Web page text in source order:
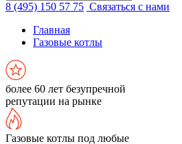
8 (495) 150 57 75 Связаться с нами
Главная
Газовые котлы
более 60 лет безупречной
репутации на рынке
Газовые котлы под любые